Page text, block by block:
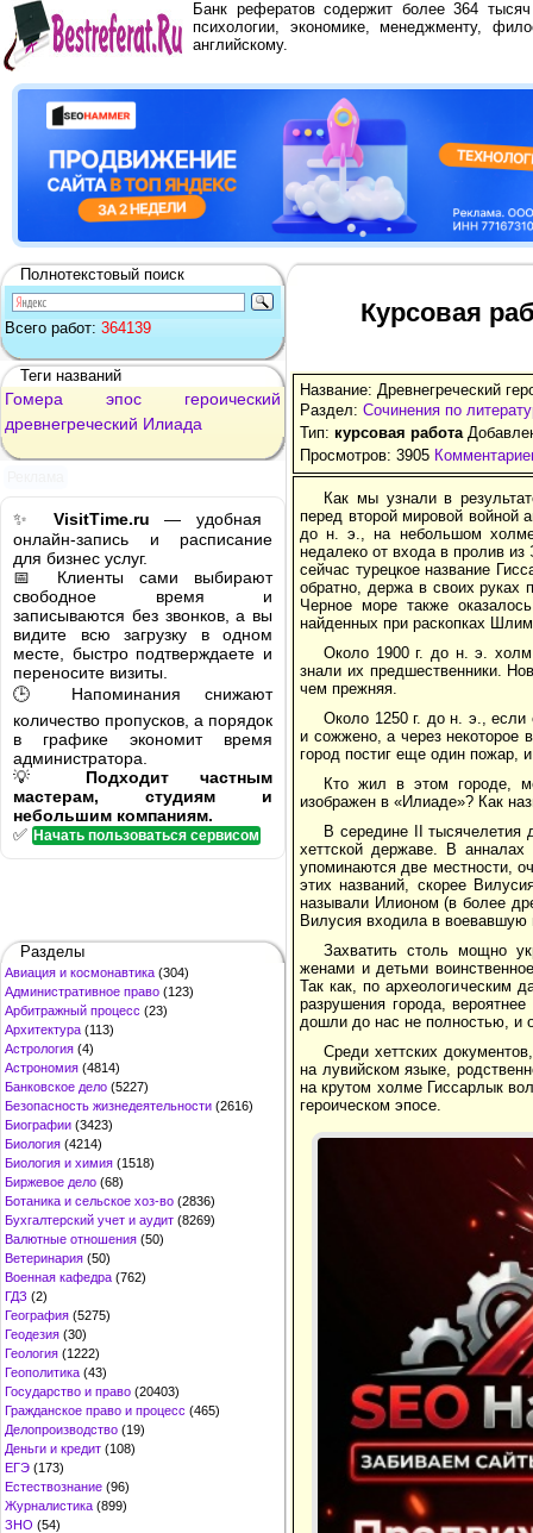
Банк рефератов содержит более 364
психологии, экономике, менеджменту,
английскому.
Полнотекстовый поиск
Всего работ: 364139
Теги названий
Гомера эпос
героический
древнегреческий Илиада
✨ VisitTime.ru — удобная
онлайн-запись и расписание
для бизнес услуг.
📅 Клиенты сами выбирают
свободное время и
записываются без звонков, а вы
видите всю загрузку в одном
месте, быстро подтверждаете и
переносите визиты.
🕒 Напоминания снижают
количество пропусков, а порядок
в графике экономит время
администратора.
💡 Подходит частным
мастерам, студиям и
небольшим компаниям.
✅ Начать пользоваться сервисом
Разделы
Авиация и космонавтика (304)
Административное право (123)
Арбитражный процесс (23)
Архитектура (113)
Астрология (4)
Астрономия (4814)
Банковское дело (5227)
Безопасность жизнедеятельности (2616)
Биографии (3423)
Биология (4214)
Биология и химия (1518)
Биржевое дело (68)
Ботаника и сельское хоз-во (2836)
Бухгалтерский учет и аудит (8269)
Валютные отношения (50)
Ветеринария (50)
Военная кафедра (762)
ГДЗ (2)
География (5275)
Геодезия (30)
Геология (1222)
Геополитика (43)
Государство и право (20403)
Гражданское право и процесс (465)
Делопроизводство (19)
Деньги и кредит (108)
ЕГЭ (173)
Естествознание (96)
Журналистика (899)
ЗНО (54)
Курсовая
Название: Древнегреческий
Раздел: Сочинения по
Тип: курсовая работа
Просмотров: 3905
Как мы узнали в
перед второй мировой войной
до н. э., на небольшом
недалеко от входа в пролив
сейчас турецкое название
обратно, держа в своих руках
Черное море также
найденных при раскопках
Около 1900 г. до н. э.
знали их предшественники.
чем прежняя.
Около 1250 г. до н. э., если
и сожжено, а через некоторое
город постиг еще один пожар,
Кто жил в этом городе,
изображен в «Илиаде»? Как
В середине II тысячелетия
хеттской державе. В
упоминаются две местности,
этих названий, скорее
называли Илионом (в более
Вилусия входила в воевавшую
Захватить столь мощно
женами и детьми
Так как, по археологическим
разрушения города,
дошли до нас не полностью, и
Среди хеттских
на лувийском языке,
на крутом холме Гиссарлык
героическом эпосе.